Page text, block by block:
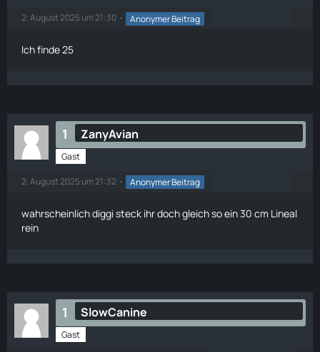
2. August 2025 um 21:30 Anonymer Beitrag
Ich finde 25
1 ZanyAvian
Gast
2. August 2025 um 21:32 Anonymer Beitrag
wahrscheinlich diggi steck ihr doch gleich so ein 30 cm Lineal
rein
1 SlowCanine
Gast